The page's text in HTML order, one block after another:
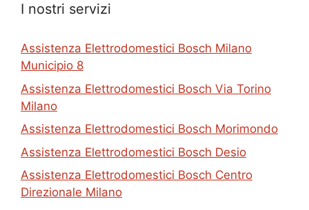
I nostri servizi
Assistenza Elettrodomestici Bosch Milano
Municipio 8
Assistenza Elettrodomestici Bosch Via Torino
Milano
Assistenza Elettrodomestici Bosch Morimondo
Assistenza Elettrodomestici Bosch Desio
Assistenza Elettrodomestici Bosch Centro
Direzionale Milano